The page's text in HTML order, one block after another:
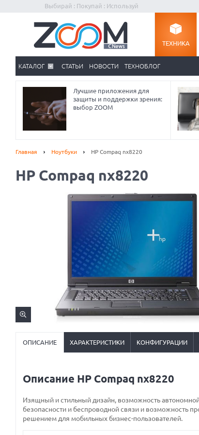
Выбирай : Покупай : Используй
ТЕХНИКА
КАТАЛОГ СТАТЬИ НОВОСТИ ТЕХНОБЛОГ
Лучшие приложения для
защиты и поддержки зрения:
выбор ZOOM
Главная Ноутбуки HP Compaq nx8220
HP Compaq nx8220
ОПИСАНИЕ ХАРАКТЕРИСТИКИ КОНФИГУРАЦИИ
Описание HP Compaq nx8220
Изящный и стильный дизайн, возможность
безопасности и беспроводной связи и возможность
решением для мобильных бизнес-пользователей.